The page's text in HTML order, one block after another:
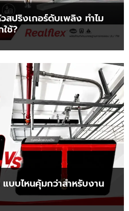
สปริงเกอร์ดับเพลิง ทำไม
ช้?
บบไหนคุ้มกว่าสำหรับงาน